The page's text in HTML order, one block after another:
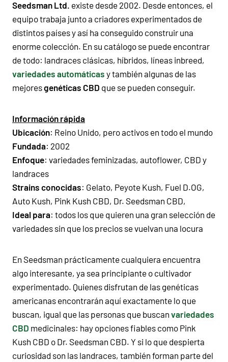
Seedsman Ltd. existe desde 2002. Desde entonces, el
equipo trabaja junto a criadores experimentados de
distintos países y así ha conseguido construir una
enorme colección. En su catálogo se puede encontrar
de todo: landraces clásicas, híbridos, líneas inbreed,
variedades automáticas y también algunas de las
mejoresgenéticas CBD que se pueden conseguir.
Información rápida
Ubicación: Reino Unido, pero activos en todo el mundo
Fundada: 2002
Enfoque: variedades feminizadas, autoflower, CBD y
landraces
Strains conocidas: Gelato, Peyote Kush, Fuel D.OG,
Auto Kush, Pink Kush CBD, Dr. Seedsman CBD,
Ideal para: todos los que quieren una gran selección de
variedades sin que los precios se vuelvan una locura
En Seedsman prácticamente cualquiera encuentra
algo interesante, ya sea principiante o cultivador
experimentado. Quienes disfrutan de las genéticas
americanas encontrarán aquí exactamente lo que
buscan, igual que las personas que buscan variedades
CBD medicinales: hay opciones fiables como Pink
Kush CBD o Dr. Seedsman CBD. Y si lo que despierta
curiosidad son las landraces, también forman parte del